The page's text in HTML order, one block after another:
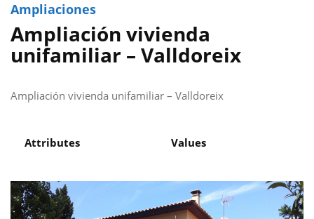
Ampliaciones
Ampliación vivienda
unifamiliar – Valldoreix
Ampliación vivienda unifamiliar – Valldoreix
Attributes Values